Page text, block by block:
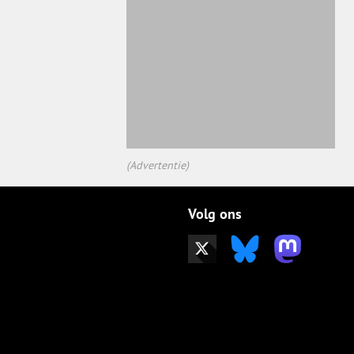
(Advertentie)
Volg ons